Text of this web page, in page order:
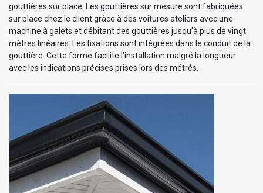
gouttières sur place. Les gouttières sur mesure sont fabriquées
sur place chez le client grâce à des voitures ateliers avec une
machine à galets et débitant des gouttières jusqu’à plus de vingt
mètres linéaires. Les fixations sont intégrées dans le conduit de la
gouttière. Cette forme facilite l’installation malgré la longueur
avec les indications précises prises lors des métrés.